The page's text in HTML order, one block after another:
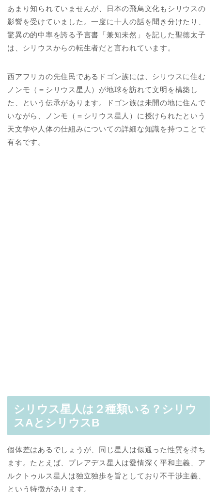
あまり知られていませんが、日本の飛鳥文化もシリウスの
影響を受けていました。一度に十人の話を聞き分けたり、
驚異の的中率を誇る予言書「兼知未然」を記した聖徳太子
は、シリウスからの転生者だと言われています。
西アフリカの先住民であるドゴン族には、シリウスに住む
ノンモ（＝シリウス星人）が地球を訪れて文明を構築し
た、という伝承があります。ドゴン族は未開の地に住んで
いながら、ノンモ（＝シリウス星人）に授けられたという
天文学や人体の仕組みについての詳細な知識を持つことで
有名です。
シリウス星人は２種類いる？シリウ
スAとシリウスB
個体差はあるでしょうが、同じ星人は似通った性質を持ち
ます。たとえば、プレアデス星人は愛情深く平和主義、ア
ルクトゥルス星人は独立独歩を旨としており不干渉主義、
という特徴があります。